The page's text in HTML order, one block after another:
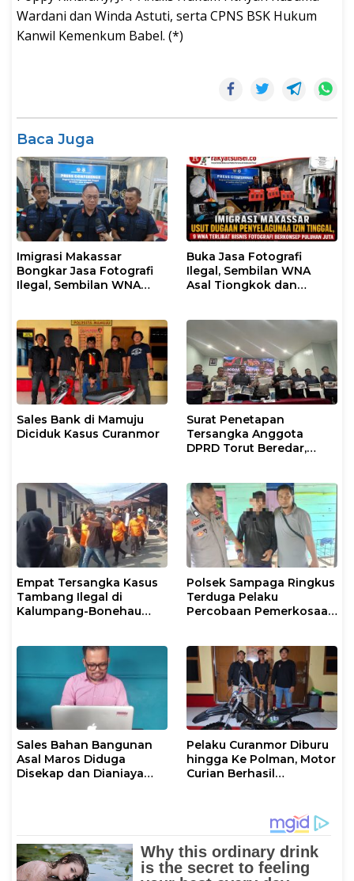
Wardani dan Winda Astuti, serta CPNS BSK Hukum
Kanwil Kemenkum Babel. (*)
Baca Juga
Imigrasi Makassar
Bongkar Jasa Fotografi
Ilegal, Sembilan WNA
Tinggal
Buka Jasa Fotografi
Ilegal, Sembilan WNA
Asal Tiongkok dan
Makassar
Sales Bank di Mamuju
Diciduk Kasus Curanmor
Surat Penetapan
Tersangka Anggota
DPRD Torut Beredar,
Berstatus Saksi
Empat Tersangka Kasus
Tambang Ilegal di
Kalumpang-Bonehau
Polsek Sampaga Ringkus
Terduga Pelaku
Percobaan Pemerkosaan
Sales Bahan Bangunan
Asal Maros Diduga
Disekap dan Dianiaya
Pelaku Curanmor Diburu
hingga Ke Polman, Motor
Curian Berhasil